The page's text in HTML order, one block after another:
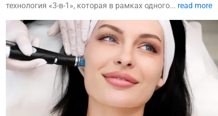
технология «3-в-1», которая в рамках одного... read more